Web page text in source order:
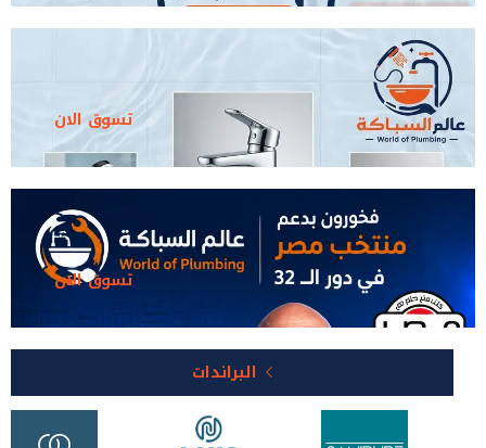
تسوق الان
تسوق الان
البراندات